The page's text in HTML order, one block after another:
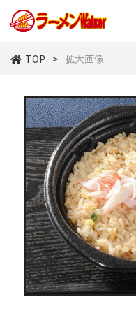
TOP 拡大画像